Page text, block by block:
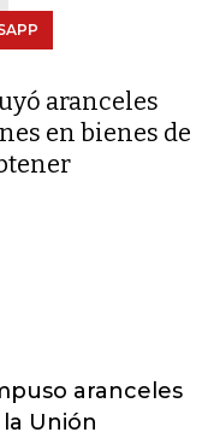
aranceles
en bienes de
aranceles
Unión